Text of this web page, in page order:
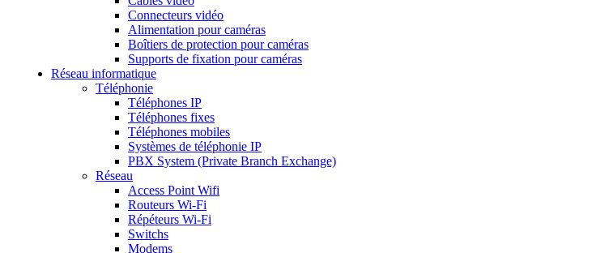
Connecteurs vidéo
Alimentation pour caméras
Boîtiers de protection pour caméras
Supports de fixation pour caméras
Réseau informatique
Téléphonie
Téléphones IP
Téléphones fixes
Téléphones mobiles
Systèmes de téléphonie IP
PBX System (Private Branch Exchange)
Réseau
Access Point Wifi
Routeurs Wi-Fi
Répéteurs Wi-Fi
Switchs
Modems